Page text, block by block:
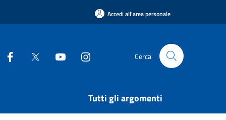
Accedi all'area personale
Cerca
Tutti gli argomenti